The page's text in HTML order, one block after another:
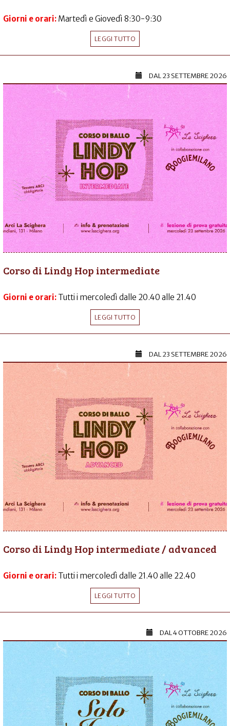
Giorni e orari: Martedì e Giovedì 8:30-9:30
LEGGI TUTTO
DAL23 SETTEMBRE 2026
Corso di Lindy Hop intermediate
Giorni e orari: Tutti i mercoledì dalle 20.40 alle 21.40
LEGGI TUTTO
DAL23 SETTEMBRE 2026
Corso di Lindy Hop intermediate / advanced
Giorni e orari: Tutti i mercoledì dalle 21.40 alle 22.40
LEGGI TUTTO
DAL4 OTTOBRE 2026